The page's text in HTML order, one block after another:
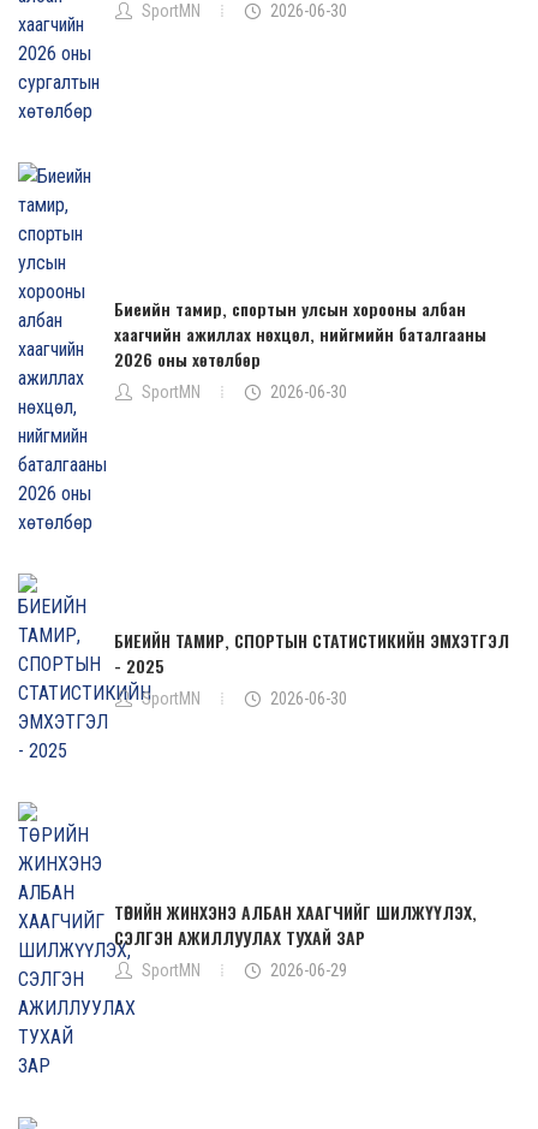
SportMN 2026-06-30
Биеийн тамир, спортын улсын хорооны албан
хаагчийн ажиллах нөхцөл, нийгмийн баталгааны
2026 оны хөтөлбөр
SportMN 2026-06-30
БИЕИЙН ТАМИР, СПОРТЫН СТАТИСТИКИЙН ЭМХЭТГЭЛ
- 2025
SportMN 2026-06-30
ТӨРИЙН ЖИНХЭНЭ АЛБАН ХААГЧИЙГ ШИЛЖҮҮЛЭХ,
СЭЛГЭН АЖИЛЛУУЛАХ ТУХАЙ ЗАР
SportMN 2026-06-29